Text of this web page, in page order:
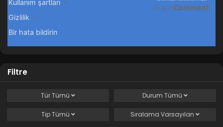
Filtre
TürTümü Durum Tümü
TipTümü Sıralama Varsayılan